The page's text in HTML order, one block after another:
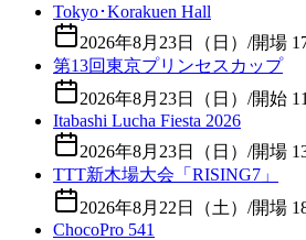
Tokyo･Korakuen Hall
2026年8月23日（日） /開場
第13回東京プリンセスカップ
2026年8月23日（日） /開始
Itabashi Lucha Fiesta 2026
2026年8月23日（日） /開場
TTT新木場大会「RISING7」
2026年8月22日（土） /開場
ChocoPro 541